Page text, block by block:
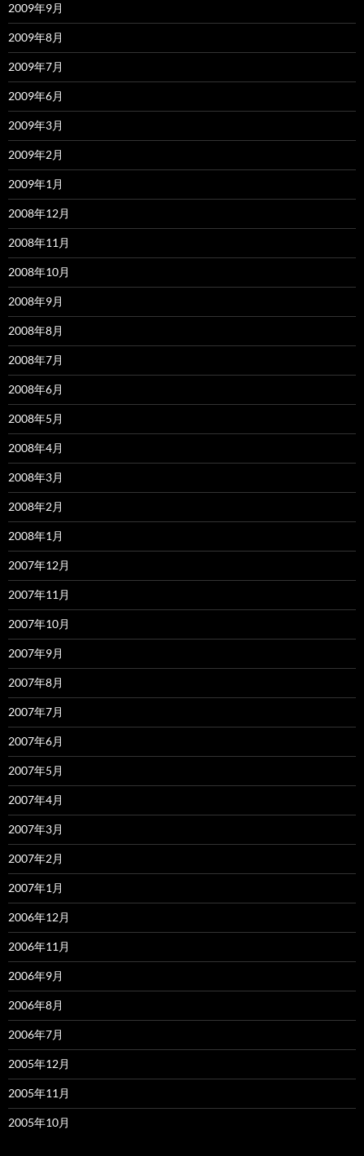
2009年9月
2009年8月
2009年7月
2009年6月
2009年3月
2009年2月
2009年1月
2008年12月
2008年11月
2008年10月
2008年9月
2008年8月
2008年7月
2008年6月
2008年5月
2008年4月
2008年3月
2008年2月
2008年1月
2007年12月
2007年11月
2007年10月
2007年9月
2007年8月
2007年7月
2007年6月
2007年5月
2007年4月
2007年3月
2007年2月
2007年1月
2006年12月
2006年11月
2006年9月
2006年8月
2006年7月
2005年12月
2005年11月
2005年10月